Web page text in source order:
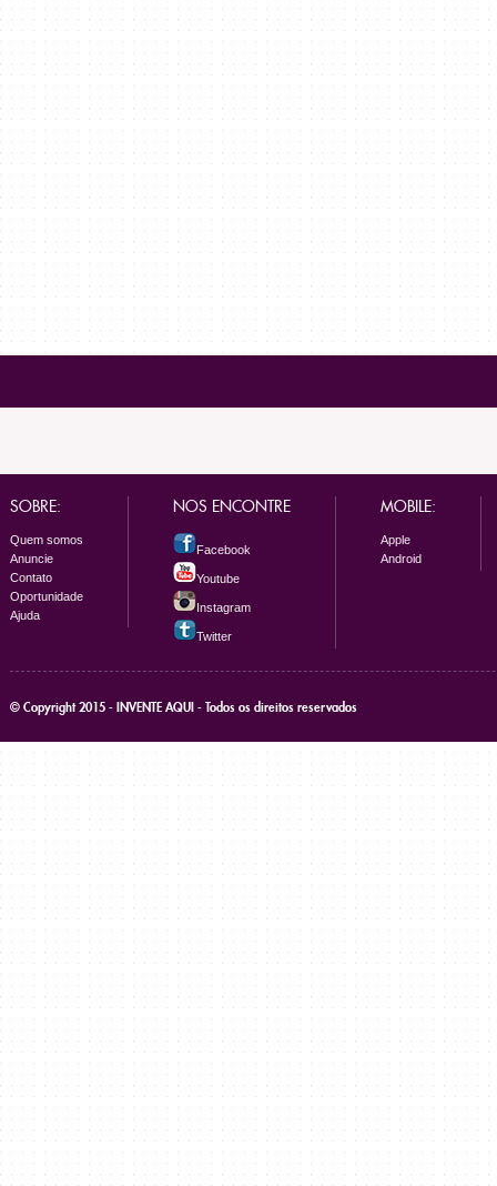
SOBRE:
Quem somos
Anuncie
Contato
Oportunidade
Ajuda
NOS ENCONTRE
Facebook
Youtube
Instagram
Twitter
MOBILE:
Apple
Android
© Copyright 2015 - INVENTE AQUI - Todos os direitos reservados